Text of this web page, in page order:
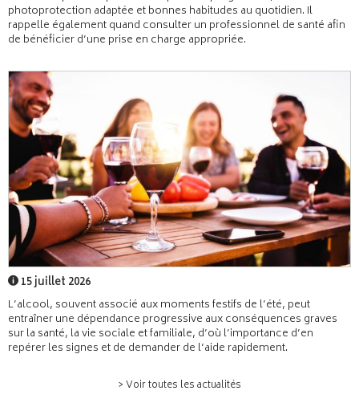
photoprotection adaptée et bonnes habitudes au quotidien. Il
rappelle également quand consulter un professionnel de santé afin
de bénéficier d’une prise en charge appropriée.
15 juillet 2026
L’alcool, souvent associé aux moments festifs de l’été, peut
entraîner une dépendance progressive aux conséquences graves
sur la santé, la vie sociale et familiale, d’où l’importance d’en
repérer les signes et de demander de l’aide rapidement.
> Voir toutes les actualités